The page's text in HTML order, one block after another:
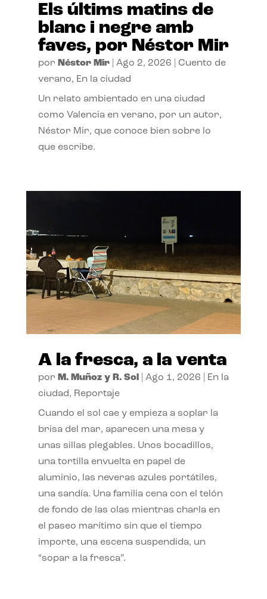
Els últims matins de
blanc i negre amb
faves, por Néstor Mir
por Néstor Mir| Ago 2, 2026
Cuento de
verano, En la ciudad
Un relato ambientado en una ciudad
como Valencia en verano, por un autor,
Néstor Mir, que conoce bien sobre lo
que escribe.
A la fresca, a la venta
por M. Muñoz y R. Sol| Ago 1, 2026
En la
ciudad, Reportaje
Cuando el sol cae y empieza a soplar la
brisa del mar, aparecen una mesa y
unas sillas plegables. Unos bocadillos,
una tortilla envuelta en papel de
aluminio, las neveras azules portátiles,
una sandía. Una familia cena con el telón
de fondo de las olas mientras charla en
el paseo marítimo sin que el tiempo
importe, una escena suspendida, un
“sopar a la fresca”.